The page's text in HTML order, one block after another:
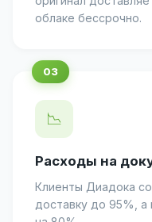
облаке бессрочно.
📉
Расходы на
Клиенты Диадока
доставку до 95%, а